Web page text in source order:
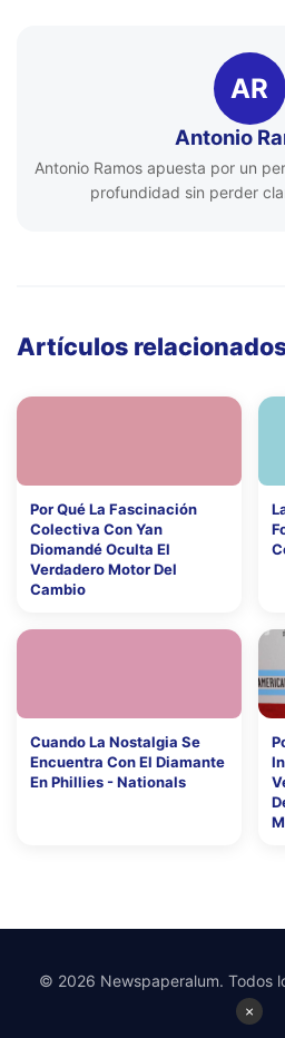
AR
Antonio
Antonio Ramos apuesta por un
profundidad sin perder
Artículos
Por Qué La Fascinación
Colectiva Con Yan
Diomandé Oculta El
Verdadero Motor Del
Cambio
Cuando La Nostalgia Se
Encuentra Con El Diamante
En Phillies - Nationals
×
© 2026 Newspaperalum. Todos